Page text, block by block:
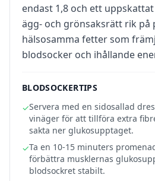
endast 1,8 och ett
ägg- och grönsaksrätt rik på
hälsosamma fetter som
blodsocker och ihållande
BLODSOCKERTIPS
✓Servera med en sidosallad
vinäger för att tillföra extra
sakta ner glukosupptaget.
✓Ta en 10-15 minuters
förbättra musklernas
blodsockret stabilt.